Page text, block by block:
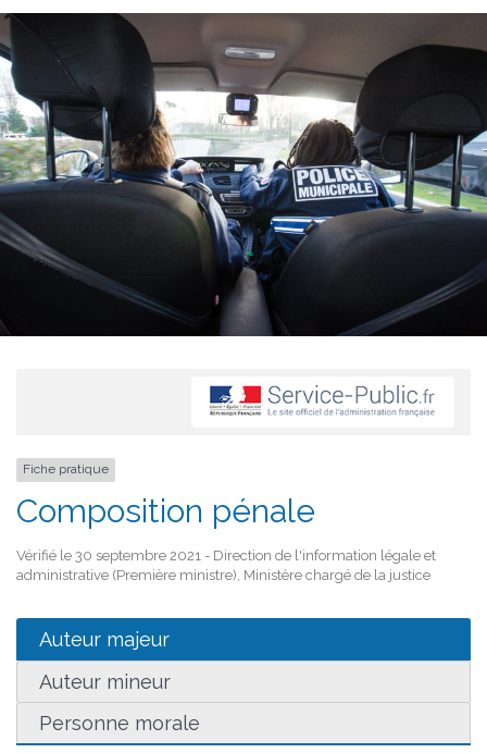
Fiche pratique
Composition pénale
Vérifié le 30 septembre 2021 - Direction de l'information légale et
administrative (Première ministre), Ministère chargé de la justice
Auteur majeur
Auteur mineur
Personne morale